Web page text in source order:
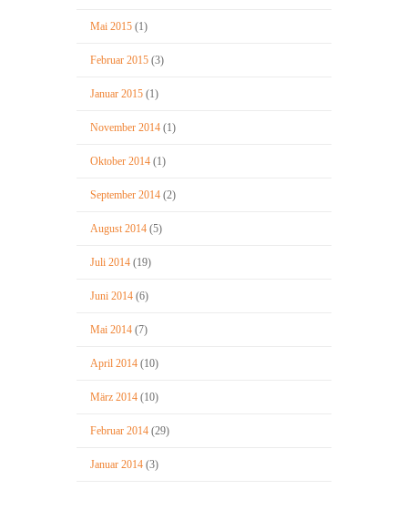
Mai 2015 (1)
Februar 2015 (3)
Januar 2015 (1)
November 2014 (1)
Oktober 2014 (1)
September 2014 (2)
August 2014 (5)
Juli 2014 (19)
Juni 2014 (6)
Mai 2014 (7)
April 2014 (10)
März 2014 (10)
Februar 2014 (29)
Januar 2014 (3)